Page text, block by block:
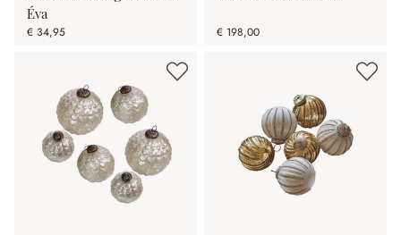
Éva
€ 34,95 € 198,00